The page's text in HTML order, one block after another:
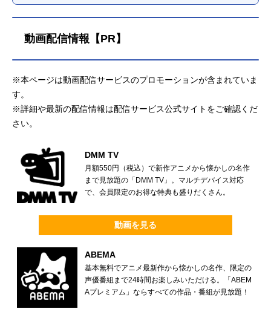
動画配信情報【PR】
※本ページは動画配信サービスのプロモーションが含まれていま
す。
※詳細や最新の配信情報は配信サービス公式サイトをご確認くだ
さい。
DMM TV
月額550円（税込）で新作アニメから懐かしの名作
まで見放題の「DMM TV」。マルチデバイス対応
で、会員限定のお得な特典も盛りだくさん。
動画を見る
ABEMA
基本無料でアニメ最新作から懐かしの名作、限定の
声優番組まで24時間お楽しみいただける。「ABEM
Aプレミアム」ならすべての作品・番組が見放題！